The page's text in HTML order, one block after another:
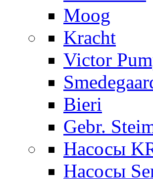
Moog
Kracht
Victor
Bieri
Gebr.
Насосы
Насосы